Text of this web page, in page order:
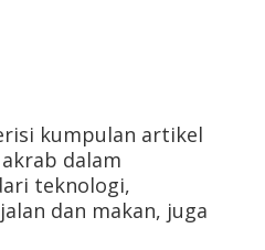
kumpulan artikel
dalam
teknologi,
dan makan, juga